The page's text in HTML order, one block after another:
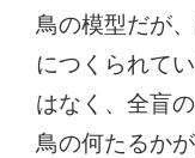
鳥の模型だが
につくられて
はなく、全盲
鳥の何たるか